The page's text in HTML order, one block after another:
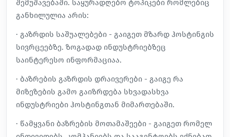
შემუშავებაში. საყურადღებო ტოპიკები რომლებიც
განხილულია არის:
· გაზრდის საშუალებები - გაიგეთ მზარდ ჰოსტინგის
სივრცეებზე. ზოგადად ინდუსტრიებზეც
საინტერესო ინფორმაციაა.
· ბაზრების გაზრდის დრაივერები - გაიგე რა
მიზეზების გამო გაიზრდება სხვადასხვა
ინდუსტრიები ჰოსტინგთან მიმართებაში.
· წამყვანი ბაზრების მოთამაშეები - გაიგეთ რომელ